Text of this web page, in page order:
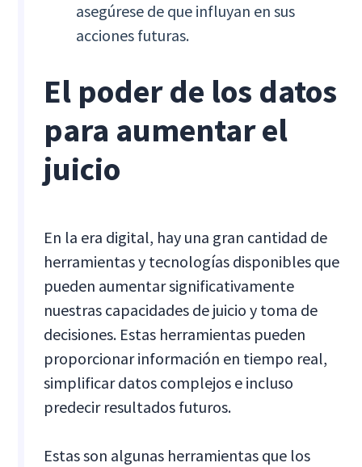
asegúrese de que influyan en sus
acciones futuras.
El poder de los datos
para aumentar el
juicio
En la era digital, hay una gran cantidad de
herramientas y tecnologías disponibles que
pueden aumentar significativamente
nuestras capacidades de juicio y toma de
decisiones. Estas herramientas pueden
proporcionar información en tiempo real,
simplificar datos complejos e incluso
predecir resultados futuros.
Estas son algunas herramientas que los